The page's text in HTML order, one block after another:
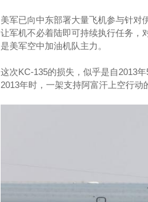
美军已向中东部署大量飞机参与针对
让军机不必着陆即可持续执行任务，
是美军空中加油机队主力。
这次KC-135的损失，似乎是自2013
2013年时，一架支持阿富汗上空行动